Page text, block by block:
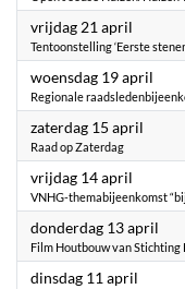
vrijdag 21 april
Tentoonstelling ‘Eerste
woensdag 19 april
Regionale
zaterdag 15 april
Raad op Zaterdag
vrijdag 14 april
VNHG-themabijeenkomst
donderdag 13 april
Film Houtbouw van
dinsdag 11 april